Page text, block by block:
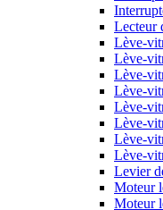
Lecteur
Lève-
Lève-
Lève-
Lève-
Lève-
Lève-
Lève-
Lève-
Levier
Moteur
Moteur